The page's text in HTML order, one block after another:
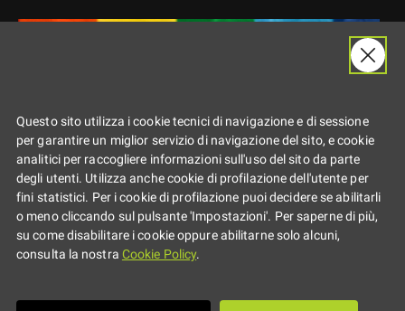
Questo sito utilizza i cookie tecnici di navigazione e di sessione
per garantire un miglior servizio di navigazione del sito, e cookie
analitici per raccogliere informazioni sull'uso del sito da parte
degli utenti. Utilizza anche cookie di profilazione dell'utente per
fini statistici. Per i cookie di profilazione puoi decidere se abilitarli
o meno cliccando sul pulsante 'Impostazioni'. Per saperne di più,
su come disabilitare i cookie oppure abilitarne solo alcuni,
consulta la nostra Cookie Policy.